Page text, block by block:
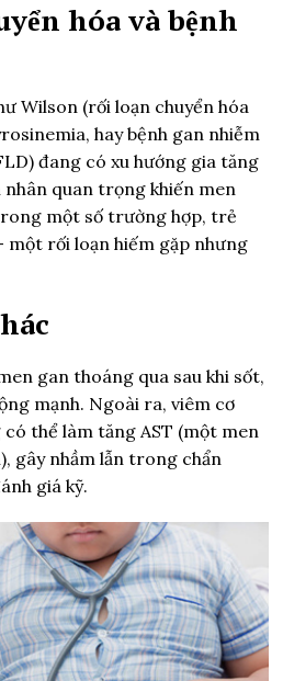
hóa và bệnh
Wilson (rối loạn chuyển hóa
hay bệnh gan nhiễm
đang có xu hướng gia tăng
quan trọng khiến men
một số trường hợp, trẻ
một rối loạn hiếm gặp nhưng
gan thoáng qua sau khi sốt,
mạnh. Ngoài ra, viêm cơ
thể làm tăng AST (một men
gây nhầm lẫn trong chẩn
giá kỹ.